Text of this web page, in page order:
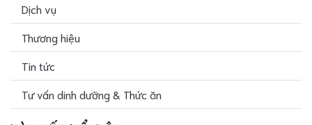
Dịch vụ
Thương hiệu
Tin tức
Tư vấn dinh dưỡng & Thức ăn